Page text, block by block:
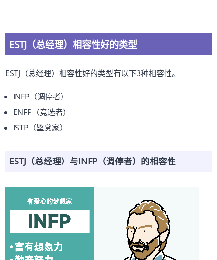
ESTJ（总经理）相容性好的类型
ESTJ（总经理）相容性好的类型有以下3种相容性。
INFP（调停者）
ENFP（竞选者）
ISTP（鉴赏家）
ESTJ（总经理）与INFP（调停者）的相容性